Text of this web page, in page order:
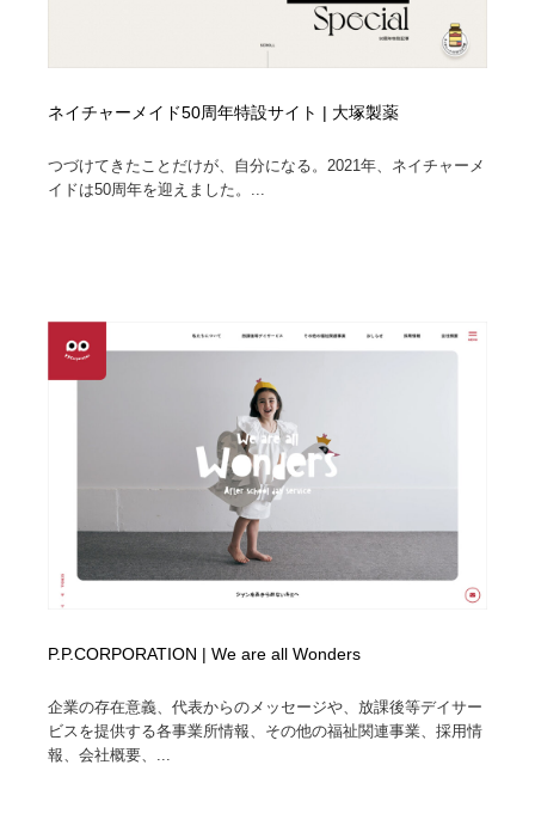
ネイチャーメイド50周年特設サイト | 大塚製薬
つづけてきたことだけが、自分になる。2021年、ネイチャーメ
イドは50周年を迎えました。...
P.P.CORPORATION | We are all Wonders
企業の存在意義、代表からのメッセージや、放課後等デイサー
ビスを提供する各事業所情報、その他の福祉関連事業、採用情
報、会社概要、...